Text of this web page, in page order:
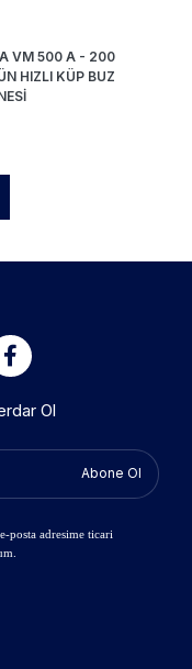
VM 500 A - 200
HIZLI KÜP BUZ
Ol
Abone Ol
posta adresime ticari